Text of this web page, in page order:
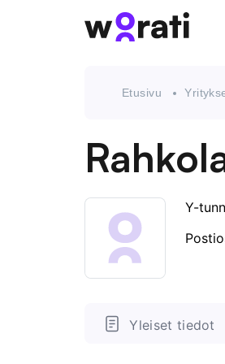
Etusivu
Y-
Yleiset tiedot